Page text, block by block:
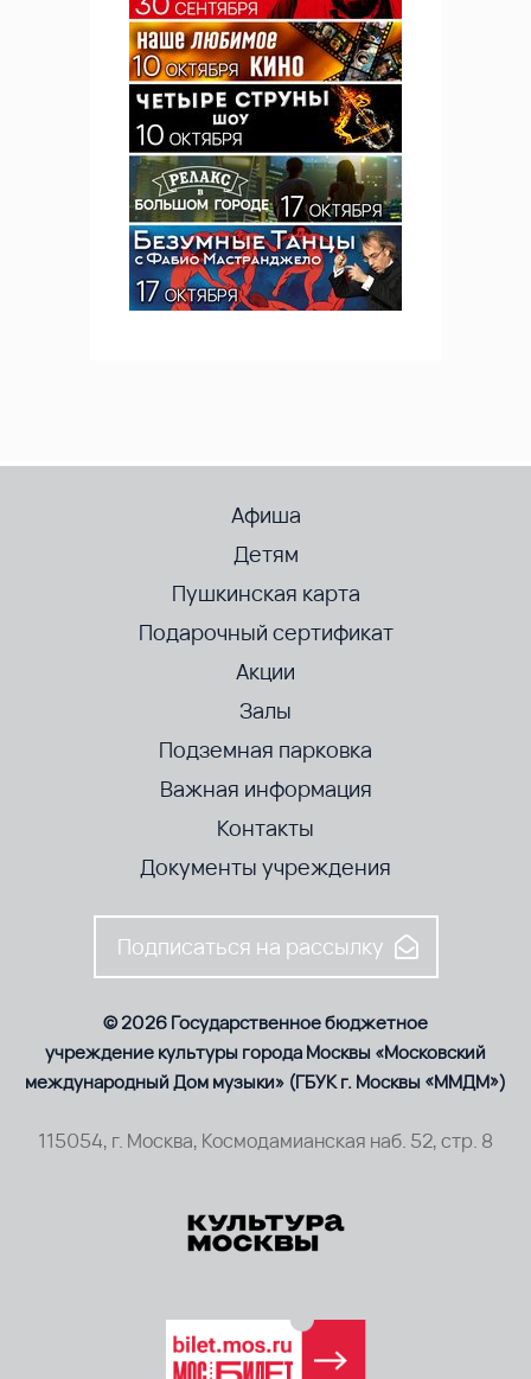
Афиша
Детям
Пушкинская карта
Подарочный сертификат
Акции
Залы
Подземная парковка
Важная информация
Контакты
Документы учреждения
Подписаться на рассылку
© 2026 Государственное бюджетное
учреждение культуры города Москвы «Московский
международный Дом музыки» (ГБУК г. Москвы «ММДМ»)
115054, г. Москва, Космодамианская наб. 52, стр. 8